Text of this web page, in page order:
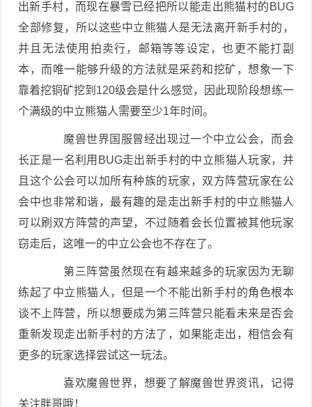
出新手村，而现在暴雪已经把所以能走出熊猫村的BUG
全部修复，所以这些中立熊猫人是无法离开新手村的，
并且无法使用拍卖行，邮箱等等设定，也更不能打副
本，而唯一能够升级的方法就是采药和挖矿，想象一下
靠着挖铜矿挖到120级会是什么感觉，因此现阶段想练一
个满级的中立熊猫人需要至少1年时间。
魔兽世界国服曾经出现过一个中立公会，而会
长正是一名利用BUG走出新手村的中立熊猫人玩家，并
且这个公会可以加所有种族的玩家，双方阵营玩家在公
会中也非常和谐，最有趣的是走出新手村的中立熊猫人
可以刷双方阵营的声望，不过随着会长位置被其他玩家
窃走后，这唯一的中立公会也不存在了。
第三阵营虽然现在有越来越多的玩家因为无聊
练起了中立熊猫人，但是一个不能出新手村的角色根本
谈不上阵营，所以想要成为第三阵营只能看未来是否会
重新发现走出新手村的方法了，如果能走出，相信会有
更多的玩家选择尝试这一玩法。
喜欢魔兽世界，想要了解魔兽世界资讯，记得
关注胖哥哦！